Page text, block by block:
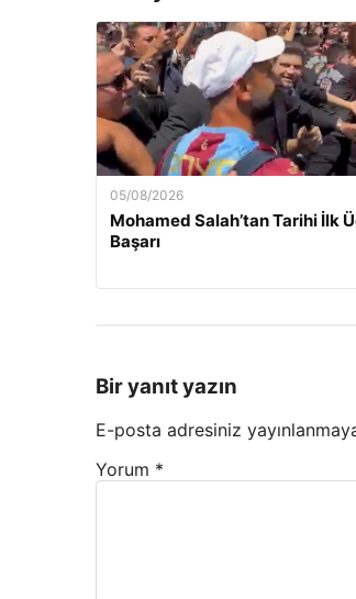
05/08/2026
Mohamed Salah’tan Tarihi İlk
Başarı
Bir yanıt yazın
E-posta adresiniz
Yorum *